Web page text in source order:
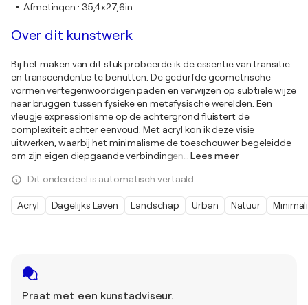
Praat met een kunstadviseur.
Afmetingen : 35,4x27,6in
Over dit kunstwerk
Bij het maken van dit stuk probeerde ik de essentie van transitie
en transcendentie te benutten. De gedurfde geometrische
vormen vertegenwoordigen paden en verwijzen op subtiele wijze
naar bruggen tussen fysieke en metafysische werelden. Een
vleugje expressionisme op de achtergrond fluistert de
complexiteit achter eenvoud. Met acryl kon ik deze visie
uitwerken, waarbij het minimalisme de toeschouwer begeleidde
om zijn eigen diepgaande verbindingen
Lees meer
Dit onderdeel is automatisch vertaald.
Acryl Dagelijks Leven Landschap Urban Natuur